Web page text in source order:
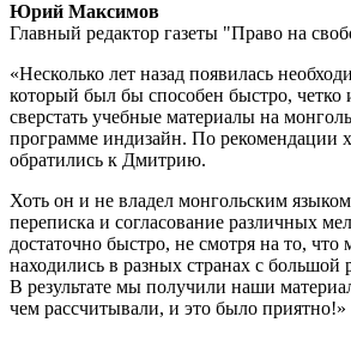
Юрий Максимов
Главный редактор газеты "Право на
«Несколько лет назад появилась
который был бы способен быстро, четко
сверстать учебные материалы на
программе индизайн. По рекомендации
обратились к Дмитрию.
Хоть он и не владел монгольским
переписка и согласование различных
достаточно быстро, не смотря на то,
находились в разных странах с большой
В результате мы получили наши
чем рассчитывали, и это было приятно!»